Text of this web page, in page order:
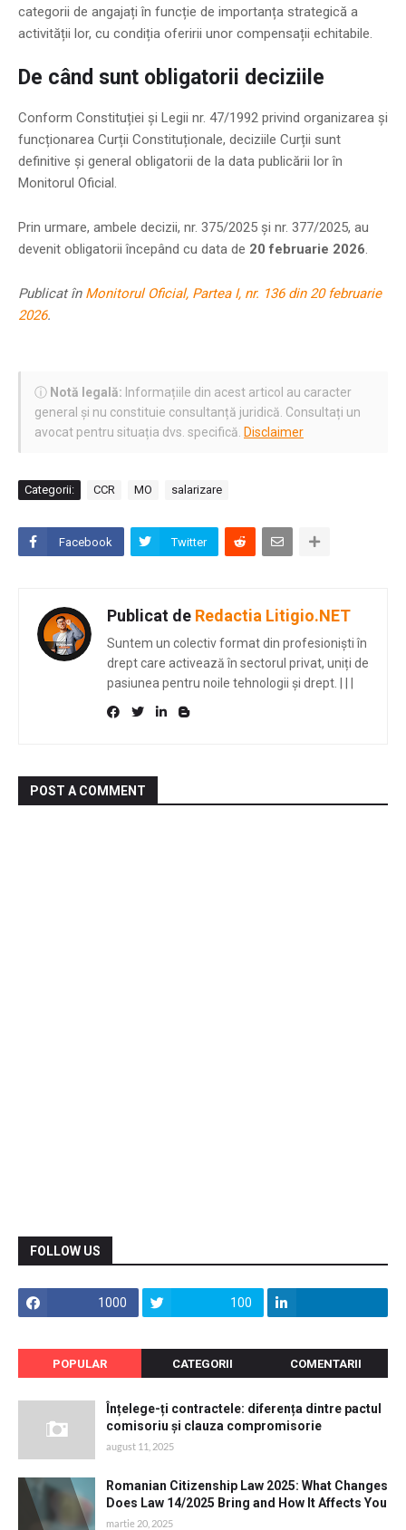
categorii de angajați în funcție de importanța strategică a
activității lor, cu condiția oferirii unor compensații echitabile.
De când sunt obligatorii deciziile
Conform Constituției și Legii nr. 47/1992 privind organizarea și
funcționarea Curții Constituționale, deciziile Curții sunt
definitive și general obligatorii de la data publicării lor în
Monitorul Oficial.
Prin urmare, ambele decizii, nr. 375/2025 și nr. 377/2025, au
devenit obligatorii începând cu data de 20 februarie 2026
Publicat în Monitorul Oficial, Partea I, nr. 136 din 20 februarie
2026.
ⓘ Notă legală: Informațiile din acest articol au caracter
general și nu constituie consultanță juridică. Consultați un
avocat pentru situația dvs. specifică. Disclaimer
Categorii: CCR MO salarizare
Facebook Twitter
Publicat de Redactia Litigio.NET
Suntem un colectiv format din profesioniști în
drept care activează în sectorul privat, uniți de
pasiunea pentru noile tehnologii și drept. | | |
POST A COMMENT
FOLLOW US
1000 100
POPULAR CATEGORII COMENTARII
Înțelege-ți contractele: diferența dintre pactul
comisoriu și clauza compromisorie
august 11, 2025
Romanian Citizenship Law 2025: What Changes
Does Law 14/2025 Bring and How It Affects You
martie 20, 2025